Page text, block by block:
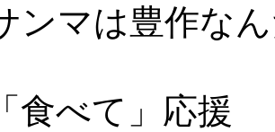
ンマは豊作な
食べて」応援